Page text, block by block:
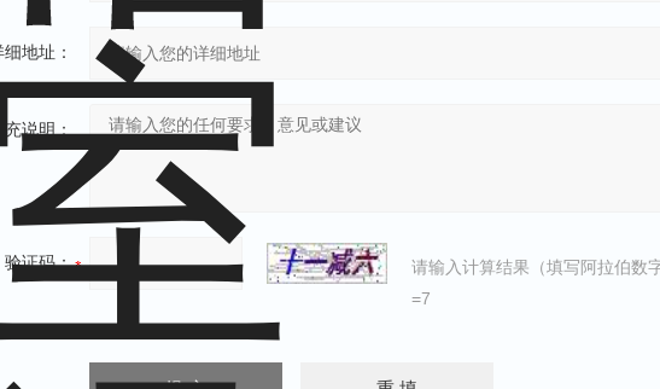
细地址：
充说明：
验证码：
请输入计算结果（填写阿拉伯数
=7